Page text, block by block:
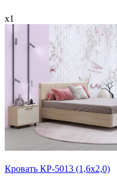
х1
Кровать КР-5013 (1,6x2,0)